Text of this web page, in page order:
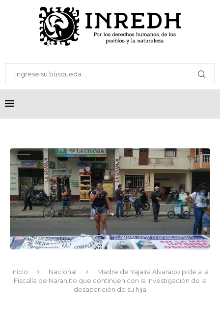
Inicio Nacional
Madre de Yajaira Alvarado pide a la
Fiscalía de Naranjito que continúen con la investigación de la
desaparición de su hija